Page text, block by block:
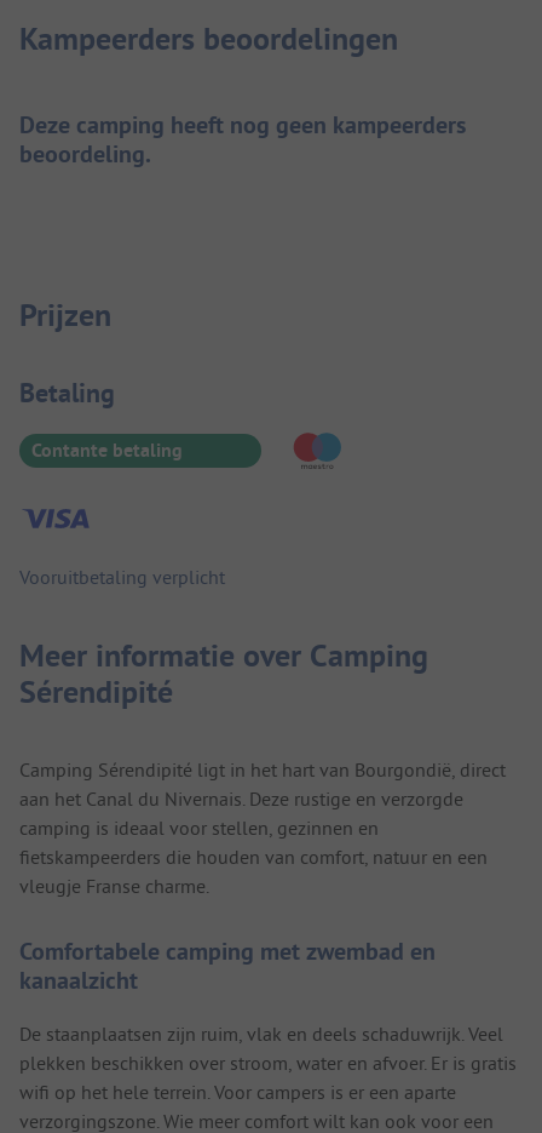
Kampeerders beoordelingen
Deze camping heeft nog geen kampeerders
beoordeling.
Prijzen
Betaalinformatie
Betaling
Contante betaling
Vooruitbetaling verplicht
Meer informatie over Camping
Sérendipité
Camping Sérendipité ligt in het hart van Bourgondië, direct
aan het Canal du Nivernais. Deze rustige en verzorgde
camping is ideaal voor stellen, gezinnen en
fietskampeerders die houden van comfort, natuur en een
vleugje Franse charme.
Comfortabele camping met zwembad en
kanaalzicht
De staanplaatsen zijn ruim, vlak en deels schaduwrijk. Veel
plekken beschikken over stroom, water en afvoer. Er is gratis
wifi op het hele terrein. Voor campers is er een aparte
verzorgingszone. Wie meer comfort wilt kan ook voor een